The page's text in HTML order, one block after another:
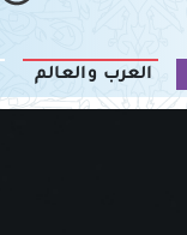
العرب والعالم